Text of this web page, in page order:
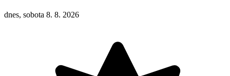
dnes, sobota 8. 8. 2026